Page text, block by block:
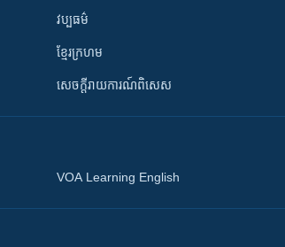
វប្បធម៌
ខ្មែរក្រហម
សេចក្តីរាយការណ៍ពិសេស
VOA Learning English